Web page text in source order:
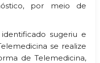
por meio de
sugeriu e
se realize
de Telemedicina,